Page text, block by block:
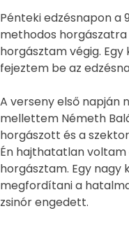
Pénteki edzésnapon a
methodos
horgásztam végig. Egy
fejeztem be az
A verseny első napján
mellettem Németh
horgászott és a
Én hajthatatlan
horgásztam. Egy
megfordítani a
zsinór engedett.